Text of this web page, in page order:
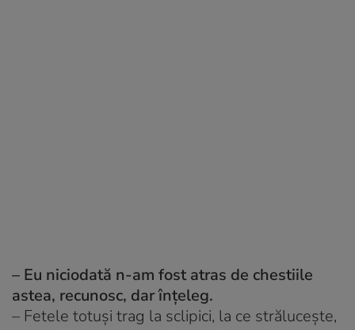
– Eu niciodată n-am fost atras de chestiile
astea, recunosc, dar înțeleg.
– Fetele totuși trag la sclipici, la ce strălucește,